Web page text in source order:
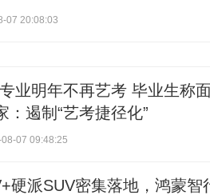
07 20:08:03
业明年不再艺考 毕业生称
：遏制“艺考捷径化”
07 09:48:25
硬派SUV密集落地，鸿蒙智